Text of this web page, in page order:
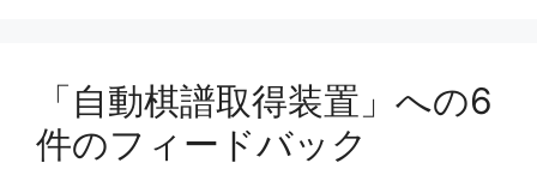
「自動棋譜取得装置」への6
件のフィードバック